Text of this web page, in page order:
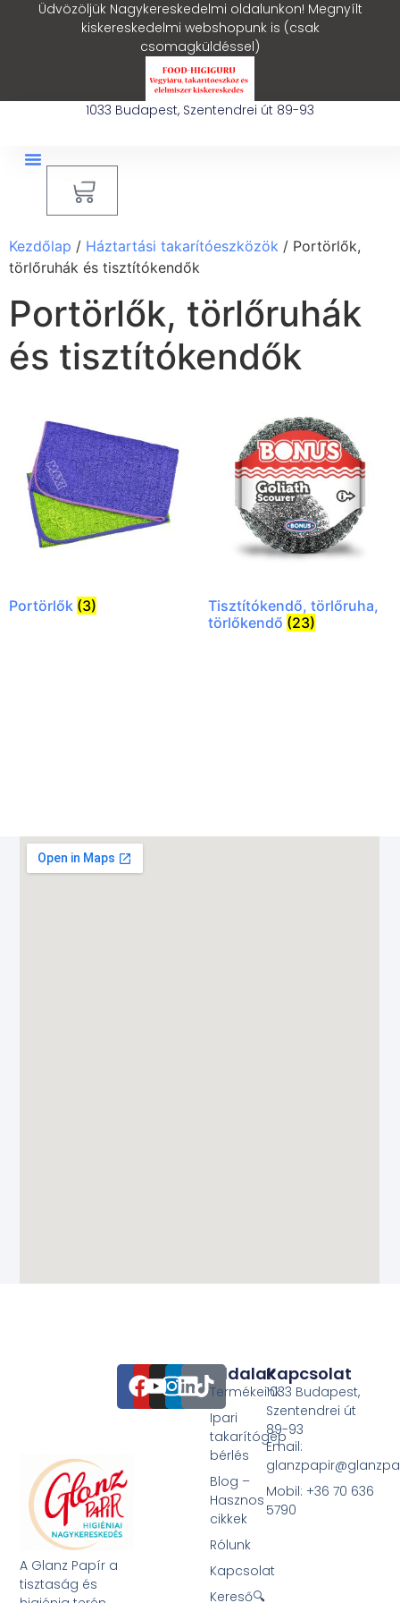
Üdvözöljük Nagykereskedelmi oldalunkon! Megnyílt
kiskereskedelmi webshopunk is (csak
csomagküldéssel)
1033 Budapest, Szentendrei út 89-93
Kezdőlap / Háztartási takarítóeszközök / Portörlők,
törlőruhák és tisztítókendők
Portörlők, törlőruhák
és tisztítókendők
Portörlők (3)
Tisztítókendő, törlőruha,
törlőkendő (23)
A Glanz Papír a
tisztaság és
Oldalak
Termékeink
Ipari
takarítógép
bérlés
Blog –
Hasznos
cikkek
Rólunk
Kapcsolat
Kereső🔍
Kapcsolat
1033 Budapest,
Szentendrei út
89-93
Email:
Mobil: +36 70 636
5790